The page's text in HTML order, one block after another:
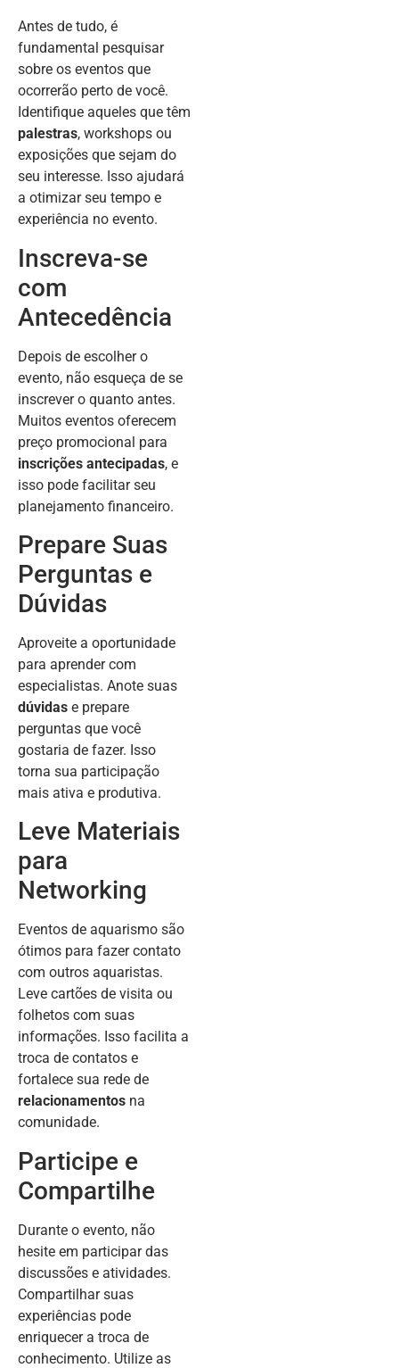
Antes de tudo, é
fundamental pesquisar
sobre os eventos que
ocorrerão perto de você.
Identifique aqueles que têm
palestras, workshops ou
exposições que sejam do
seu interesse. Isso ajudará
a otimizar seu tempo e
experiência no evento.
Inscreva-se
com
Antecedência
Depois de escolher o
evento, não esqueça de se
inscrever o quanto antes.
Muitos eventos oferecem
preço promocional para
inscrições antecipadas, e
isso pode facilitar seu
planejamento financeiro.
Prepare Suas
Perguntas e
Dúvidas
Aproveite a oportunidade
para aprender com
especialistas. Anote suas
dúvidas e prepare
perguntas que você
gostaria de fazer. Isso
torna sua participação
mais ativa e produtiva.
Leve Materiais
para
Networking
Eventos de aquarismo são
ótimos para fazer contato
com outros aquaristas.
Leve cartões de visita ou
folhetos com suas
informações. Isso facilita a
troca de contatos e
fortalece sua rede de
relacionamentos na
comunidade.
Participe e
Compartilhe
Durante o evento, não
hesite em participar das
discussões e atividades.
Compartilhar suas
experiências pode
enriquecer a troca de
conhecimento. Utilize as